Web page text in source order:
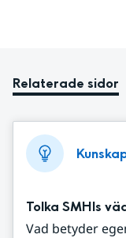
Relaterade sidor
Tolka SMHIs
Vad betyder